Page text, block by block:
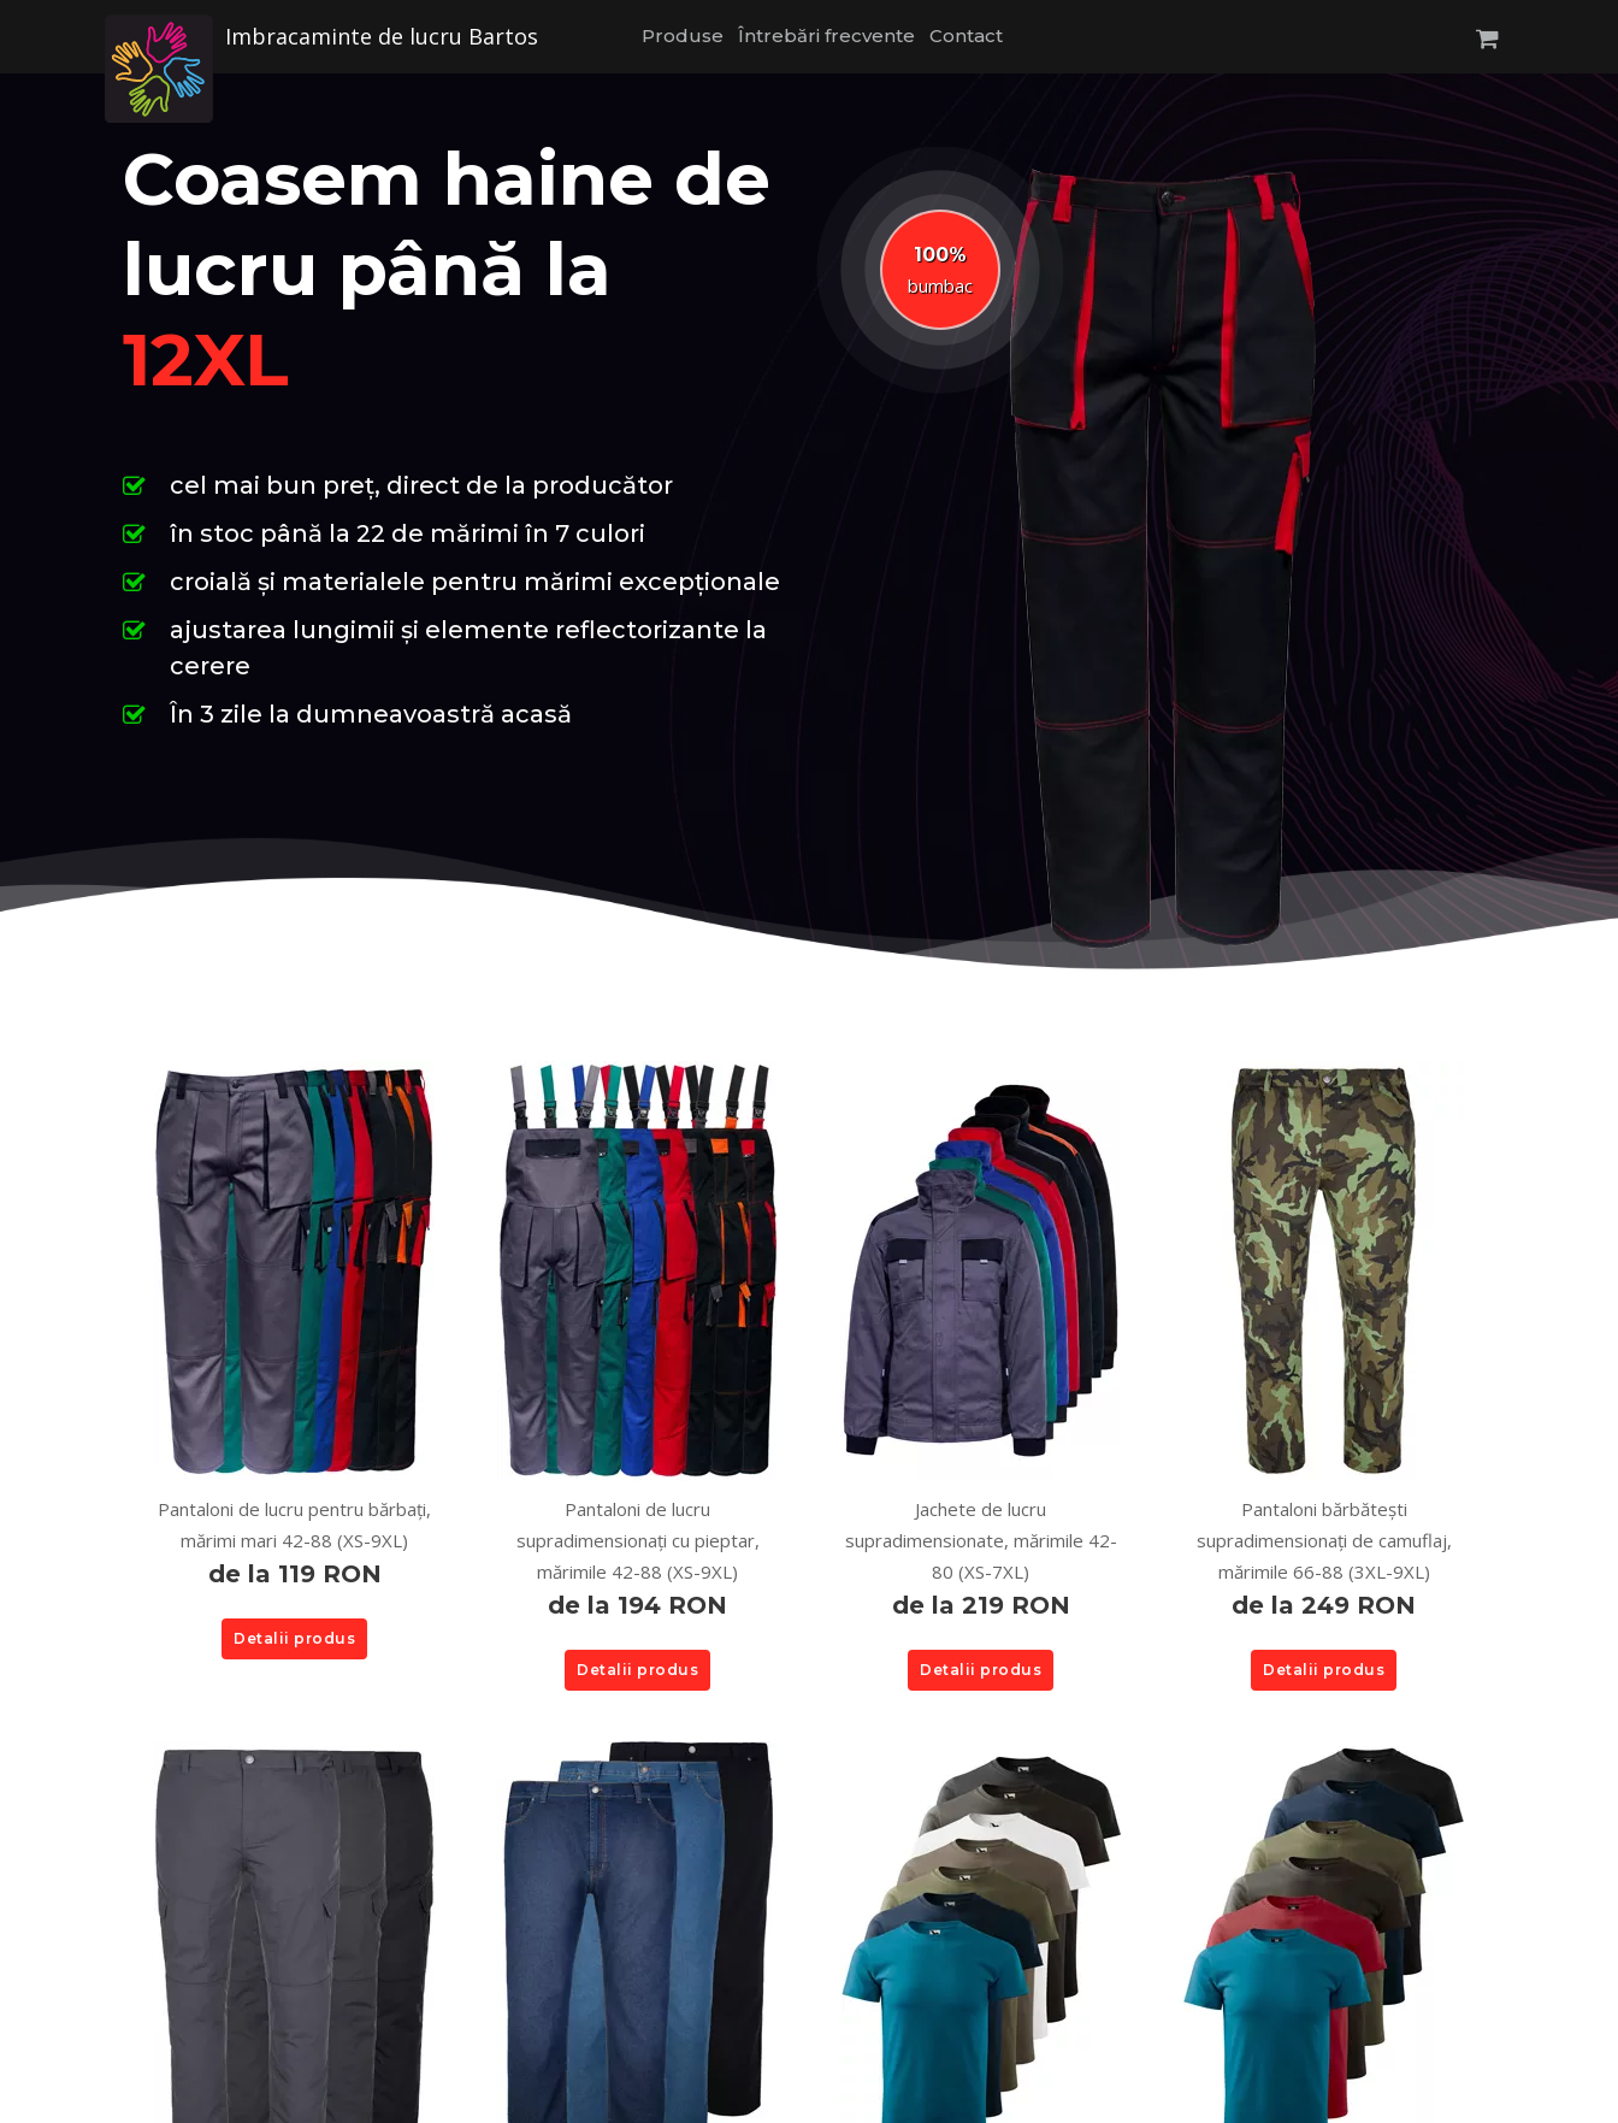
Imbracaminte de lucru Bartos Produse Întrebări frecvente Contact
Coasem haine de
lucru până la
12XL
cel mai bun preț, direct de la producător
în stoc până la 22 de mărimi în 7 culori
croială și materialele pentru mărimi excepționale
ajustarea lungimii și elemente reflectorizante la
cerere
În 3 zile la dumneavoastră acasă
100%
bumbac
Pantaloni de lucru pentru bărbați,
mărimi mari 42-88 (XS-9XL)
de la 119 RON
Detalii produs
Pantaloni de lucru
supradimensionați cu pieptar,
mărimile 42-88 (XS-9XL)
de la 194 RON
Detalii produs
Jachete de lucru
supradimensionate, mărimile 42-
80 (XS-7XL)
de la 219 RON
Detalii produs
Pantaloni bărbătești
supradimensionați de camuflaj,
mărimile 66-88 (3XL-9XL)
de la 249 RON
Detalii produs